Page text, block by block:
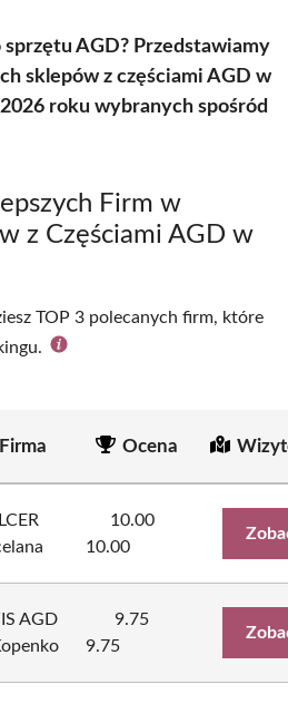
sprzętu AGD? Przedstawiamy
sklepów z częściami AGD w
roku wybranych spośród
Firm w
z Częściami AGD w
TOP 3 polecanych firm, które
Firma Ocena
10.00
10.00
AGD
9.75
9.75